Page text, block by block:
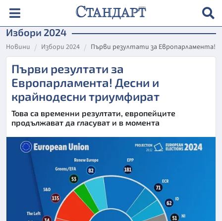
Избори 2024
Новини Избори 2024 Първи резултати за Европарламента!
Първи резултати за
Европарламента! Десни и
крайнодесни триумфират
Това са временни резултати, европейците
продължават да гласуват и в момента